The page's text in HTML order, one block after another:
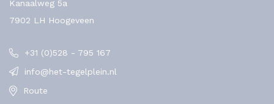
Kanaalweg 5a
7902 LH Hoogeveen
+31 (0)528 - 795 167
info@het-tegelplein.nl
Route